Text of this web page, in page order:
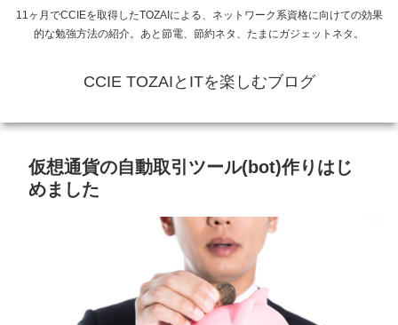
11ヶ月でCCIEを取得したTOZAIによる、ネットワーク系資格に向けての効果
的な勉強方法の紹介。あと節電、節約ネタ、たまにガジェットネタ。
CCIE TOZAIとITを楽しむブログ
仮想通貨の自動取引ツール(bot)作りはじ
めました